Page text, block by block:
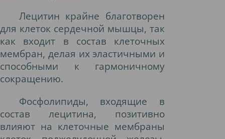
Лецитин крайне благотворен
для клеток сердечной мышцы, так
как входит в состав клеточных
мембран, делая их эластичными и
способными к гармоничному
сокращению.
Фосфолипиды, входящие в
состав лецитина, позитивно
влияют на клеточные мембраны